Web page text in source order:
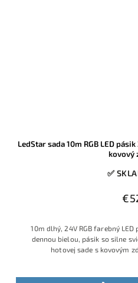
LedStar sada 10m RGB LED
kovový
✅
10m dlhý, 24V RGB farebný
dennou bielou, pásik so silne
hotovej sade s kovovým